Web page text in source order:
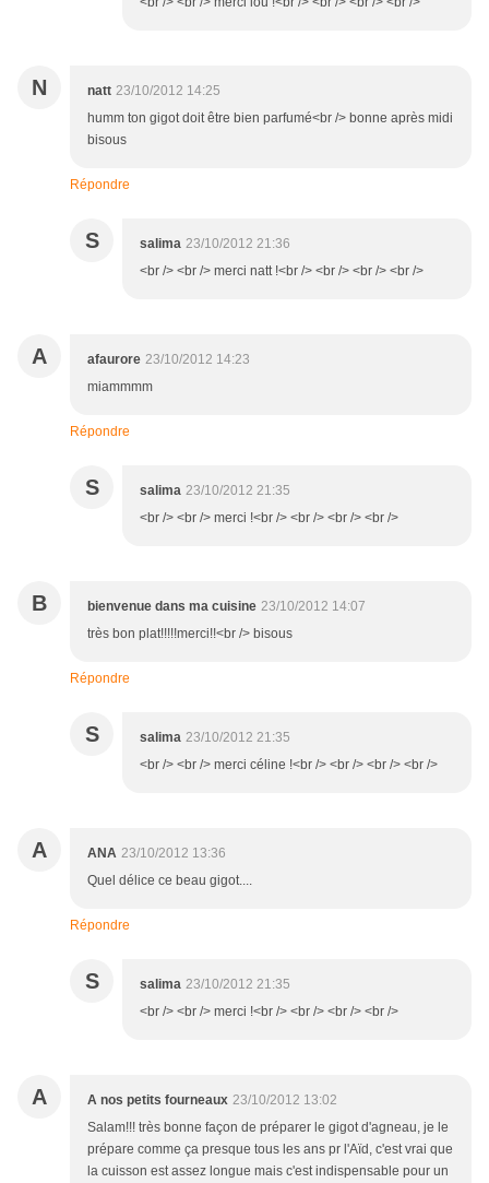
N natt 23/10/2012 14:25
humm ton gigot doit être bien parfumé<br /> bonne après midi
bisous
Répondre
S salima 23/10/2012 21:36
<br /> <br /> merci natt !<br /> <br /> <br /> <br />
A afaurore 23/10/2012 14:23
miammmm
Répondre
S salima 23/10/2012 21:35
<br /> <br /> merci !<br /> <br /> <br /> <br />
B bienvenue dans ma cuisine 23/10/2012 14:07
très bon plat!!!!!merci!!<br /> bisous
Répondre
S salima 23/10/2012 21:35
<br /> <br /> merci céline !<br /> <br /> <br /> <br />
A ANA 23/10/2012 13:36
Quel délice ce beau gigot....
Répondre
S salima 23/10/2012 21:35
<br /> <br /> merci !<br /> <br /> <br /> <br />
A A nos petits fourneaux 23/10/2012 13:02
Salam!!! très bonne façon de préparer le gigot d'agneau, je le
prépare comme ça presque tous les ans pr l'Aïd, c'est vrai que
la cuisson est assez longue mais c'est indispensable pour un